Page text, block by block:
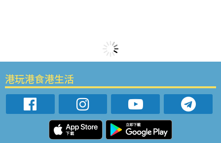
港玩港食港生活